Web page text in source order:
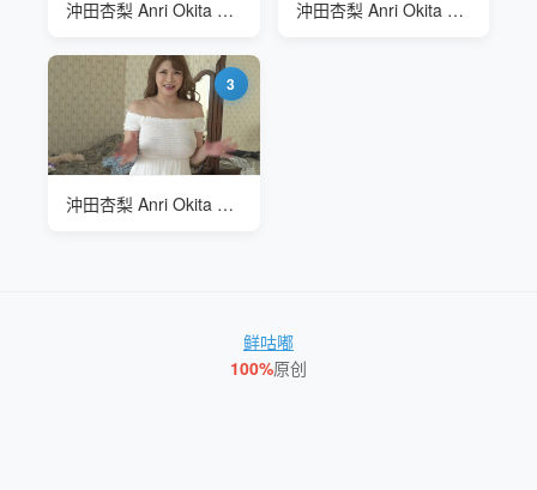
沖田杏梨 Anri Okita 谈论自己工作经验 沖田杏梨 Anri Okita PGD-777 日式服务
3
沖田杏梨 Anri Okita 漂亮的礼服
鲜咕嘟
100%原创